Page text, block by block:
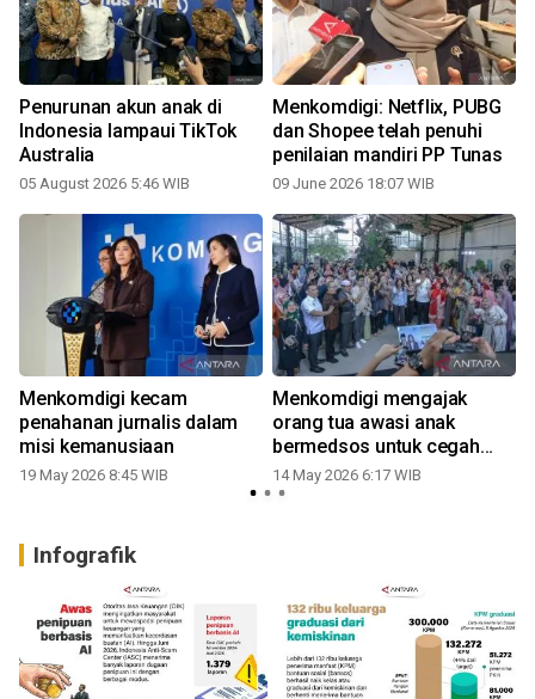
Penurunan akun anak di
Indonesia lampaui TikTok
Australia
05 August 2026 5:46 WIB
Menkomdigi: Netflix, PUBG
dan Shopee telah penuhi
penilaian mandiri PP Tunas
09 June 2026 18:07 WIB
Menkomdigi kecam
penahanan jurnalis dalam
misi kemanusiaan
19 May 2026 8:45 WIB
Menkomdigi mengajak
orang tua awasi anak
bermedsos untuk cegah
judol
14 May 2026 6:17 WIB
Infografik